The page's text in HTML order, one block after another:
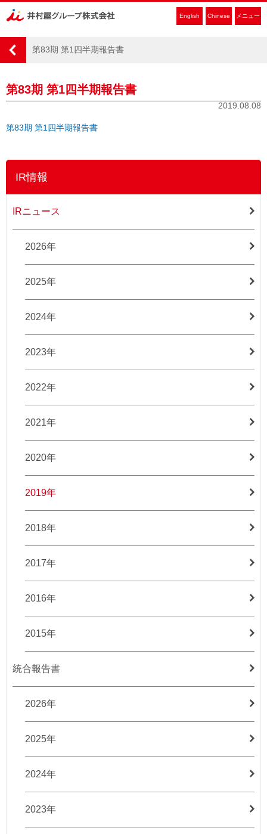
English Chinese メニュー
第83期 第1四半期報告書
第83期 第1四半期報告書
2019.08.08
第83期 第1四半期報告書
IR情報
IRニュース
2026年
2025年
2024年
2023年
2022年
2021年
2020年
2019年
2018年
2017年
2016年
2015年
統合報告書
2026年
2025年
2024年
2023年